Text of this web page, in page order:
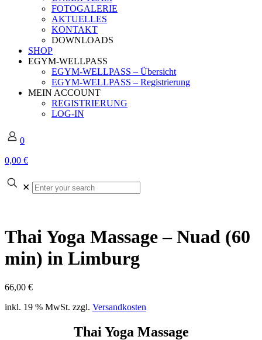
FOTOGALERIE
AKTUELLES
KONTAKT
DOWNLOADS
SHOP
EGYM-WELLPASS
EGYM-WELLPASS – Übersicht
EGYM-WELLPASS – Registrierung
MEIN ACCOUNT
REGISTRIERUNG
LOG-IN
0
0,00 €
✕
Enter
your
Thai Yoga Massage – Nuad (60
min) in Limburg
66,00 €
inkl. 19 % MwSt. zzgl. Versandkosten
Thai Yoga Massage